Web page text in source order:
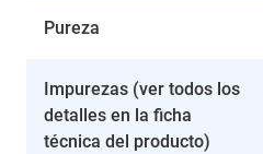
Pureza
Impurezas (ver todos los
detalles en la ficha
técnica del producto)